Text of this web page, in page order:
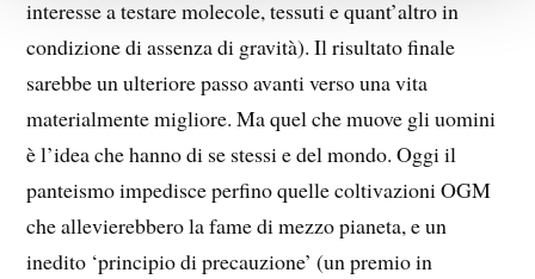
interesse a testare molecole, tessuti e quant’altro in
condizione di assenza di gravità). Il risultato finale
sarebbe un ulteriore passo avanti verso una vita
materialmente migliore. Ma quel che muove gli uomini
è l’idea che hanno di se stessi e del mondo. Oggi il
panteismo impedisce perfino quelle coltivazioni OGM
che allevierebbero la fame di mezzo pianeta, e un
inedito ‘principio di precauzione’ (un premio in